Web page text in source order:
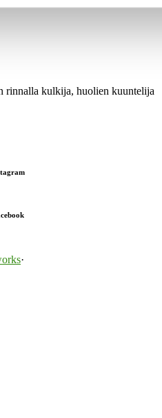
rinnalla kulkija, huolien kuuntelija
·